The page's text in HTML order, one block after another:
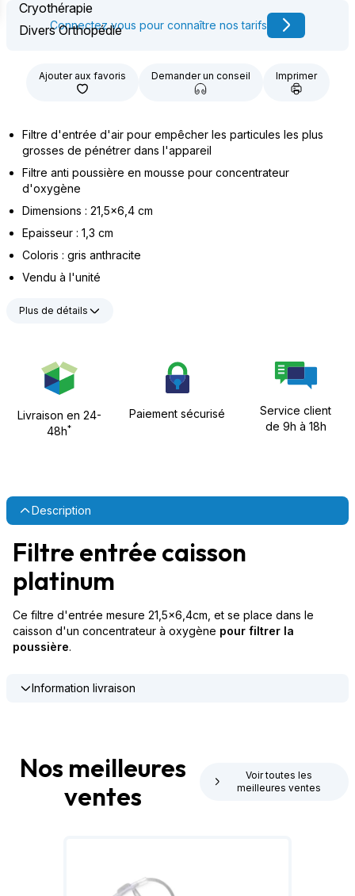
Cryothérapie
Divers Orthopédie
Connectez vous pour connaître nos tarifs
Ajouter aux favoris Demander un conseil Imprimer
Filtre d'entrée d'air pour empêcher les particules les plus
grosses de pénétrer dans l'appareil
Filtre anti poussière en mousse pour concentrateur
d'oxygène
Dimensions : 21,5x6,4 cm
Epaisseur : 1,3 cm
Coloris : gris anthracite
Vendu à l'unité
Plus de détails
Livraison en 24-
48h*
Paiement sécurisé
Service client
de 9h à 18h
Description
Filtre entrée caisson
platinum
Ce filtre d'entrée mesure 21,5x6,4cm, et se place dans le
caisson d'un concentrateur à oxygène pour filtrer la
poussière.
Information livraison
Nos meilleures
ventes
Voir toutes les
meilleures ventes